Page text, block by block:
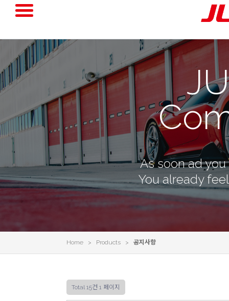
As soon ad
You already
Home > Products > 공지사항
Total 15건 1 페이지